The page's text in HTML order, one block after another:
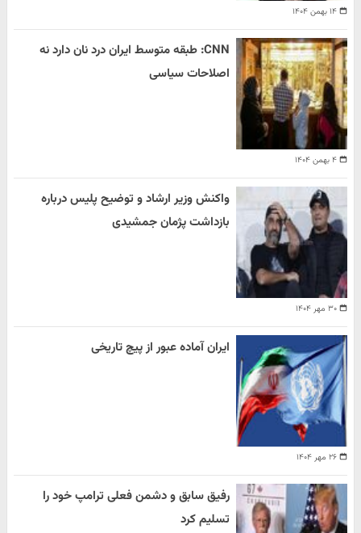
۱۴ بهمن ۱۴۰۴
۴ بهمن ۱۴۰۴
CNN: طبقه متوسط ایران درد نان دارد نه
اصلاحات سیاسی
۳۰ مهر ۱۴۰۴
واکنش وزیر ارشاد و توضیح پلیس درباره
بازداشت پژمان جمشیدی
۲۶ مهر ۱۴۰۴
ایران آماده عبور از پیچ تاریخی
رفیق سابق و دشمن فعلی ترامپ خود را
تسلیم کرد